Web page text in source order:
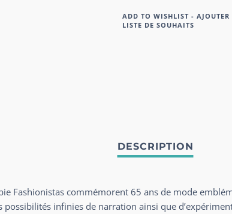
ADD TO WISHLIST -
LISTE DE SOUHAITS
Fashionistas commémorent 65 ans de mode
infinies de narration ainsi que